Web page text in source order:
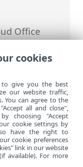
Office
cookies
to give you the best
our website traffic,
You can agree to the
all and close",
choosing "Accept
cookie settings by
have the right to
cookie preferences
link in our website
available). For more